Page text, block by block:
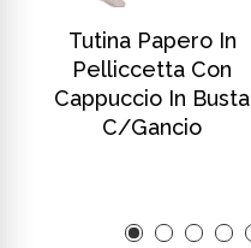
Tutina Papero In
Pelliccetta Con
Cappuccio In Busta
C/gancio